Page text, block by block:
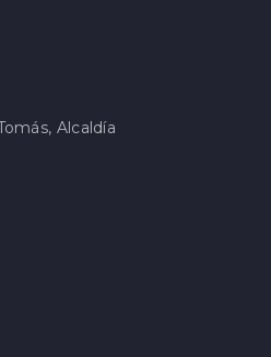
Alcaldía